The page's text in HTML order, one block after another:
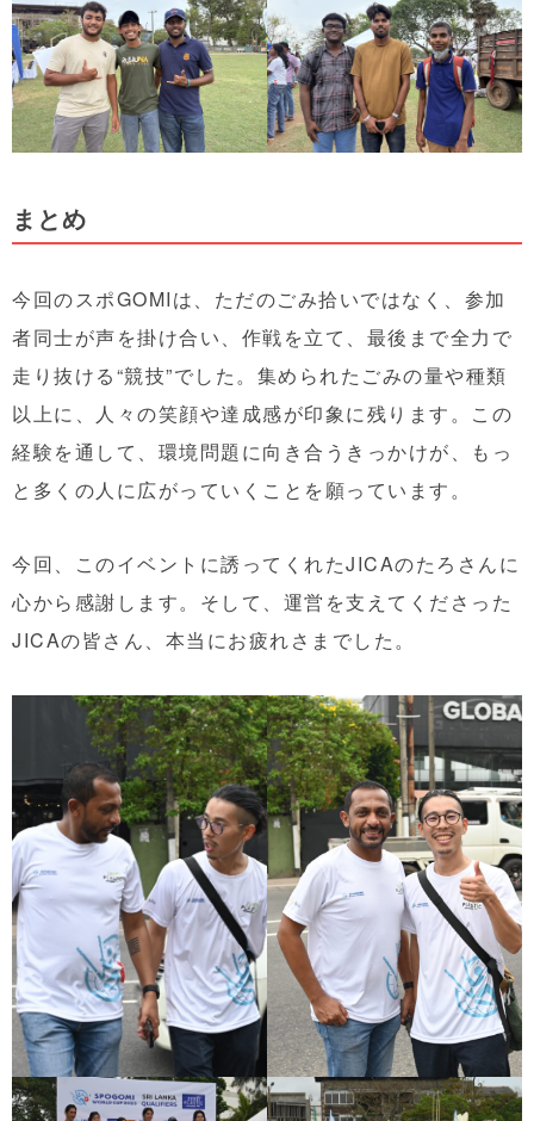
まとめ
今回のスポGOMIは、ただのごみ拾いではなく、参加
者同士が声を掛け合い、作戦を立て、最後まで全力で
走り抜ける“競技”でした。集められたごみの量や種類
以上に、人々の笑顔や達成感が印象に残ります。この
経験を通して、環境問題に向き合うきっかけが、もっ
と多くの人に広がっていくことを願っています。
今回、このイベントに誘ってくれたJICAのたろさんに
心から感謝します。そして、運営を支えてくださった
JICAの皆さん、本当にお疲れさまでした。